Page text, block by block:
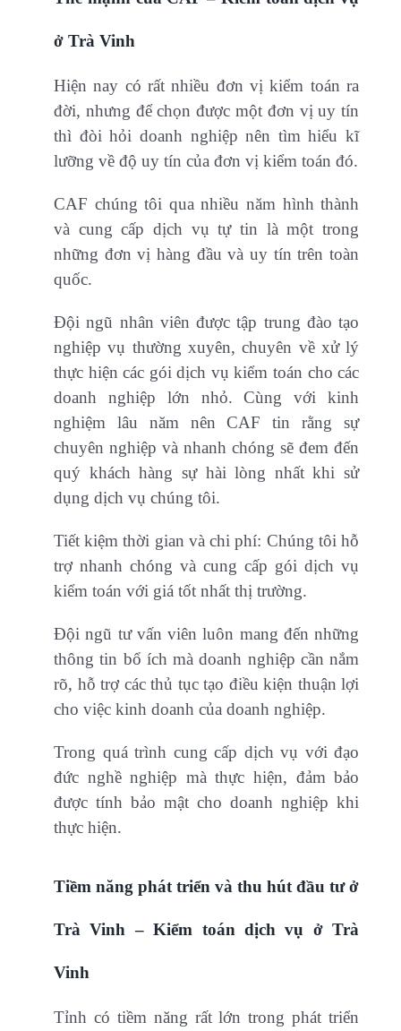
ở Trà Vinh
Hiện nay có rất nhiều đơn vị kiểm toán ra
đời, nhưng để chọn được một đơn vị uy tín
thì đòi hỏi doanh nghiệp nên tìm hiểu kĩ
lưỡng về độ uy tín của đơn vị kiểm toán đó.
CAF chúng tôi qua nhiều năm hình thành
và cung cấp dịch vụ tự tin là một trong
những đơn vị hàng đầu và uy tín trên toàn
quốc.
Đội ngũ nhân viên được tập trung đào tạo
nghiệp vụ thường xuyên, chuyên về xử lý
thực hiện các gói dịch vụ kiểm toán cho các
doanh nghiệp lớn nhỏ. Cùng với kinh
nghiệm lâu năm nên CAF tin rằng sự
chuyên nghiệp và nhanh chóng sẽ đem đến
quý khách hàng sự hài lòng nhất khi sử
dụng dịch vụ chúng tôi.
Tiết kiệm thời gian và chi phí: Chúng tôi hỗ
trợ nhanh chóng và cung cấp gói dịch vụ
kiểm toán với giá tốt nhất thị trường.
Đội ngũ tư vấn viên luôn mang đến những
thông tin bổ ích mà doanh nghiệp cần nắm
rõ, hỗ trợ các thủ tục tạo điều kiện thuận lợi
cho việc kinh doanh của doanh nghiệp.
Trong quá trình cung cấp dịch vụ với đạo
đức nghề nghiệp mà thực hiện, đảm bảo
được tính bảo mật cho doanh nghiệp khi
thực hiện.
Tiềm năng phát triển và thu hút đầu tư ở
Trà Vinh – Kiểm toán dịch vụ ở Trà
Vinh
Tỉnh có tiềm năng rất lớn trong phát triển